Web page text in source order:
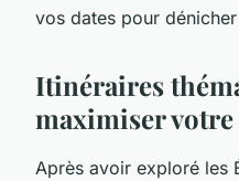
vos dates pour
Itinéraires
maximiser
Après avoir exploré les